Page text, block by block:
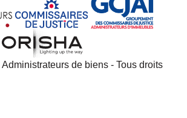
de biens - Tous droits